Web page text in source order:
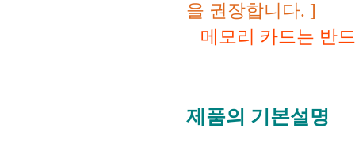
을 권장합니다. ]
메모리 카드는 반
제품의 기본설명